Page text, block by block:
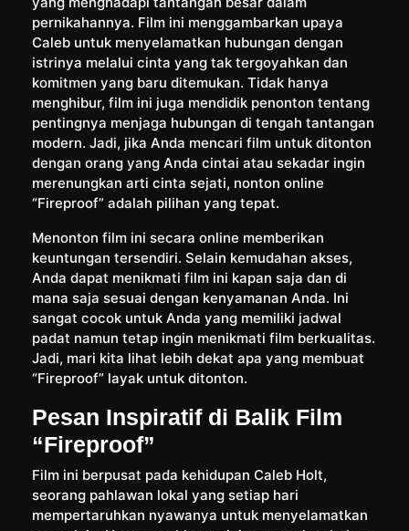
pernikahannya. Film ini menggambarkan upaya
Caleb untuk menyelamatkan hubungan dengan
istrinya melalui cinta yang tak tergoyahkan dan
komitmen yang baru ditemukan. Tidak hanya
menghibur, film ini juga mendidik penonton tentang
pentingnya menjaga hubungan di tengah tantangan
modern. Jadi, jika Anda mencari film untuk ditonton
dengan orang yang Anda cintai atau sekadar ingin
merenungkan arti cinta sejati, nonton online
“Fireproof” adalah pilihan yang tepat.
Menonton film ini secara online memberikan
keuntungan tersendiri. Selain kemudahan akses,
Anda dapat menikmati film ini kapan saja dan di
mana saja sesuai dengan kenyamanan Anda. Ini
sangat cocok untuk Anda yang memiliki jadwal
padat namun tetap ingin menikmati film berkualitas.
Jadi, mari kita lihat lebih dekat apa yang membuat
“Fireproof” layak untuk ditonton.
Pesan Inspiratif di Balik Film
“Fireproof”
Film ini berpusat pada kehidupan Caleb Holt,
seorang pahlawan lokal yang setiap hari
mempertaruhkan nyawanya untuk menyelamatkan